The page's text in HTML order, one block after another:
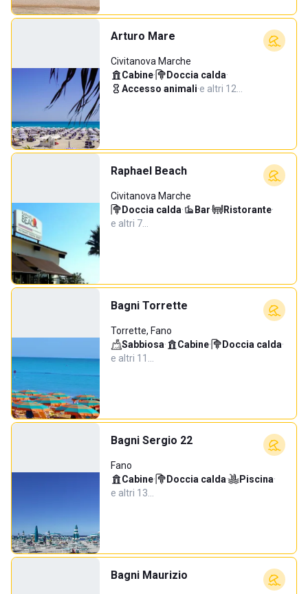
Arturo Mare
Civitanova Marche
Cabine· Doccia calda·
Accesso animali·e altri 12…
Raphael Beach
Civitanova Marche
Doccia calda· Bar· Ristorante·
e altri 7…
Bagni Torrette
Torrette, Fano
Sabbiosa· Cabine· Doccia calda·
e altri 11…
Bagni Sergio 22
Fano
Cabine· Doccia calda· Piscina·
e altri 13…
Bagni Maurizio